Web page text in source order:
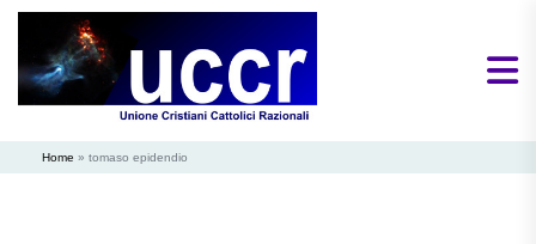
Home » tomaso epidendio